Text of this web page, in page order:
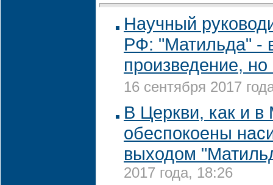
Научный
РФ: "Матильда" -
произведение,
16 сентября 2017
В Церкви, как и в
обеспокоены
выходом
2017 года, 18:26